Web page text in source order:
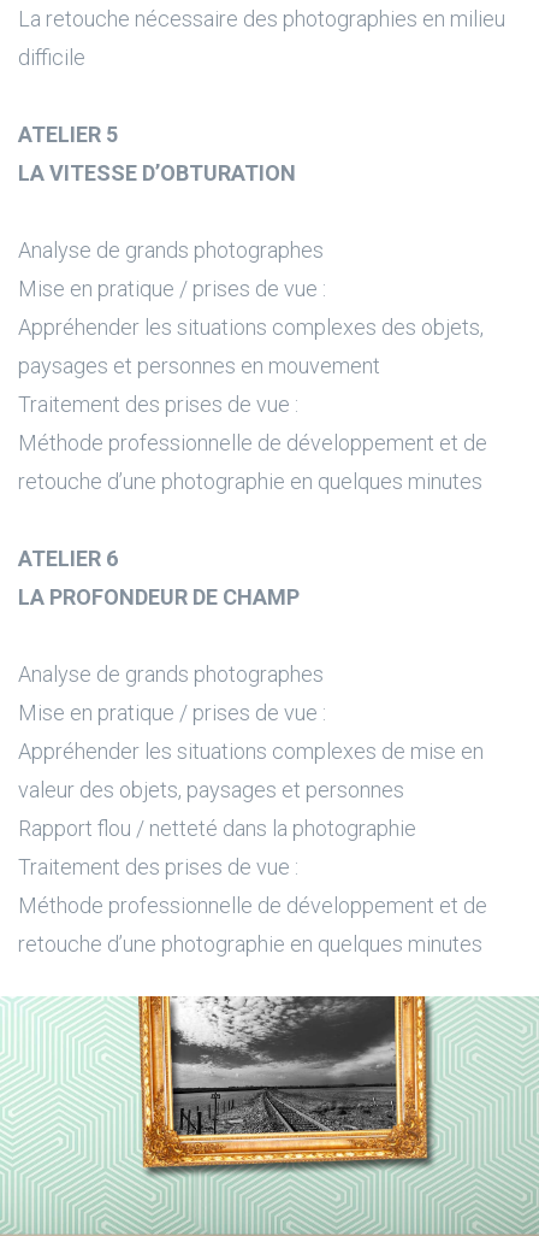
La retouche nécessaire des photographies en milieu
difficile
ATELIER 5
LA VITESSE D’OBTURATION
Analyse de grands photographes
Mise en pratique / prises de vue :
Appréhender les situations complexes des objets,
paysages et personnes en mouvement
Traitement des prises de vue :
Méthode professionnelle de développement et de
retouche d’une photographie en quelques minutes
ATELIER 6
LA PROFONDEUR DE CHAMP
Analyse de grands photographes
Mise en pratique / prises de vue :
Appréhender les situations complexes de mise en
valeur des objets, paysages et personnes
Rapport flou / netteté dans la photographie
Traitement des prises de vue :
Méthode professionnelle de développement et de
retouche d’une photographie en quelques minutes